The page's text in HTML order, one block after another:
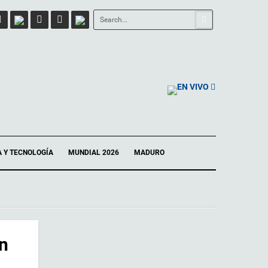
EN VIVO
Y TECNOLOGÍA MUNDIAL 2026 MADURO